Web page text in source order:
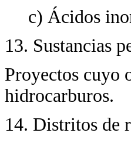
c) Ácidos
13. Sustancias
Proyectos cuyo
hidrocarburos.
14. Distritos de